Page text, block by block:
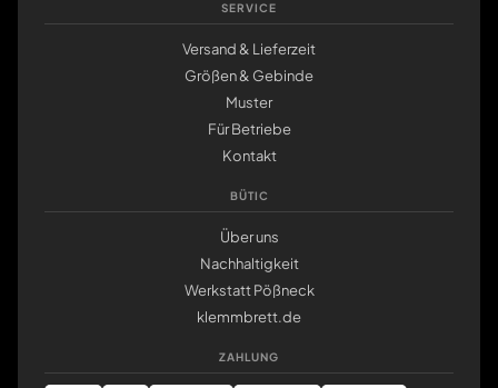
SERVICE
Versand & Lieferzeit
Größen & Gebinde
Muster
Für Betriebe
Kontakt
BÜTIC
Über uns
Nachhaltigkeit
Werkstatt Pößneck
klemmbrett.de
ZAHLUNG